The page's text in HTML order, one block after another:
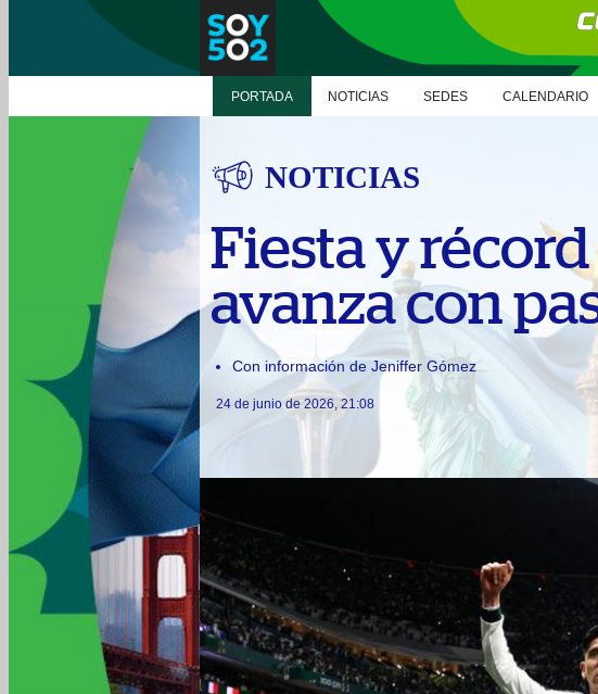
PORTADA NOTICIAS SEDES CALENDARIO
NOTICIAS
Fiesta y
avanza con
Con información de Jeniffer Gómez
24 de junio de 2026, 21:08